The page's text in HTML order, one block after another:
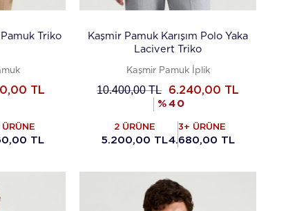
Triko
TL
TL
Kaşmir Pamuk Karışım Polo Yaka
Lacivert Triko
Kaşmir Pamuk İplik
10.400,00TL 6.240,00 TL
%40
2 ÜRÜNE
5.200,00 TL
3+ ÜRÜNE
4.680,00 TL